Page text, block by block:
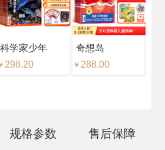
科学家少年
298.20
奇想岛
￥ 288.00
规格参数 售后保障